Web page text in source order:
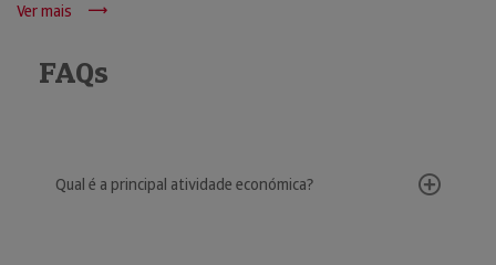
Ver mais
FAQs
Qual é a principal atividade económica?